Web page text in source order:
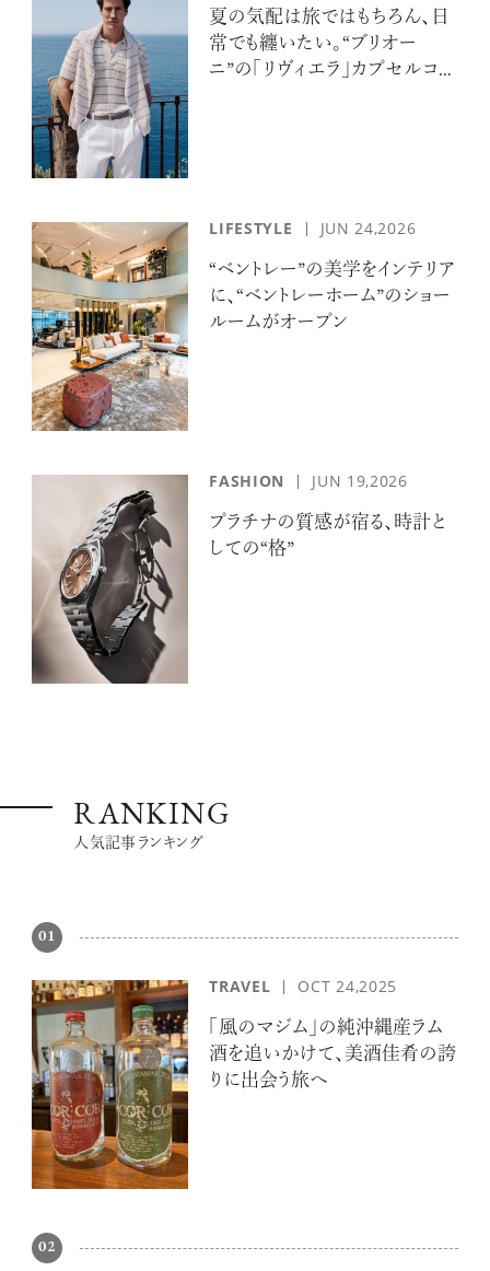
夏の気配は旅ではもちろん、日
常でも纏いたい。“ブリオー
ニ”の「リヴィエラ」カプセルコレ
LIFESTYLE JUN 24,2026
“ベントレー”の美学をインテリア
に、“ベントレーホーム”のショー
ルームがオープン
FASHION JUN 19,2026
プラチナの質感が宿る、時計と
しての“格”
RANKING
人気記事ランキング
01
TRAVEL OCT 24,2025
「風のマジム」の純沖縄産ラム
酒を追いかけて、美酒佳肴の誇
りに出会う旅へ
02